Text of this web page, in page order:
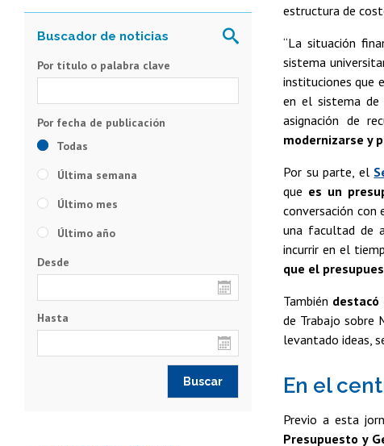
estructura de
“La situación
sistema
instituciones que
en el sistema de
asignación de
modernizarse y
Por su parte, el
que es un
conversación con
una facultad de
incurrir en el
que el
También
de Trabajo sobre
levantado ideas,
En el
Previo a esta
Presupuesto y
Por título o palabra clave
Todas
Última semana
Último mes
Último año
Desde
Hasta